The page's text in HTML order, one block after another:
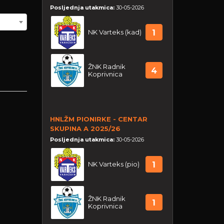
Posljednja utakmica: 30-05-2026
NK Varteks (kad) 1
ŽNK Radnik
Koprivnica
4
HNLŽM PIONIRKE - CENTAR
SKUPINA A 2025/26
Posljednja utakmica: 30-05-2026
NK Varteks (pio) 1
ŽNK Radnik
Koprivnica
1